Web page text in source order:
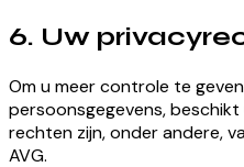
6. Uw
Om u meer controle te
persoonsgegevens,
rechten zijn, onder andere,
AVG.